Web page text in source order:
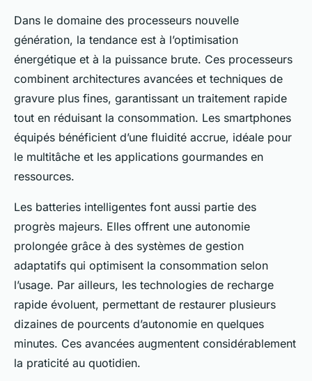
Dans le domaine des processeurs nouvelle
génération, la tendance est à l’optimisation
énergétique et à la puissance brute. Ces processeurs
combinent architectures avancées et techniques de
gravure plus fines, garantissant un traitement rapide
tout en réduisant la consommation. Les smartphones
équipés bénéficient d’une fluidité accrue, idéale pour
le multitâche et les applications gourmandes en
ressources.
Les batteries intelligentes font aussi partie des
progrès majeurs. Elles offrent une autonomie
prolongée grâce à des systèmes de gestion
adaptatifs qui optimisent la consommation selon
l’usage. Par ailleurs, les technologies de recharge
rapide évoluent, permettant de restaurer plusieurs
dizaines de pourcents d’autonomie en quelques
minutes. Ces avancées augmentent considérablement
la praticité au quotidien.